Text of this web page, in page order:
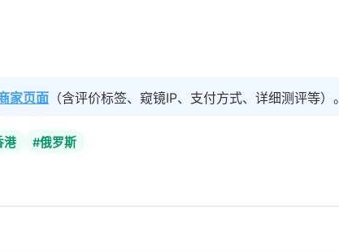
家页面 （含评价标签、窥镜IP、支付方式、详细测评等）。
港 #俄罗斯